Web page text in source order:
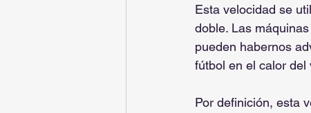
Esta velocidad se
doble. Las
pueden habernos
fútbol en el calor del
Por definición, esta